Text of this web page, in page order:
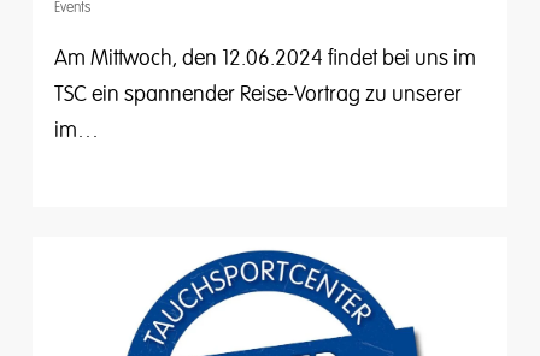
Events
Am Mittwoch, den 12.06.2024 findet bei uns im
TSC ein spannender Reise-Vortrag zu unserer
im…